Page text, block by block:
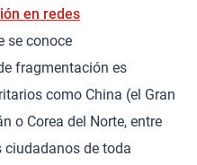
en redes
se conoce
fragmentación es
como China (el Gran
o Corea del Norte, entre
ciudadanos de toda